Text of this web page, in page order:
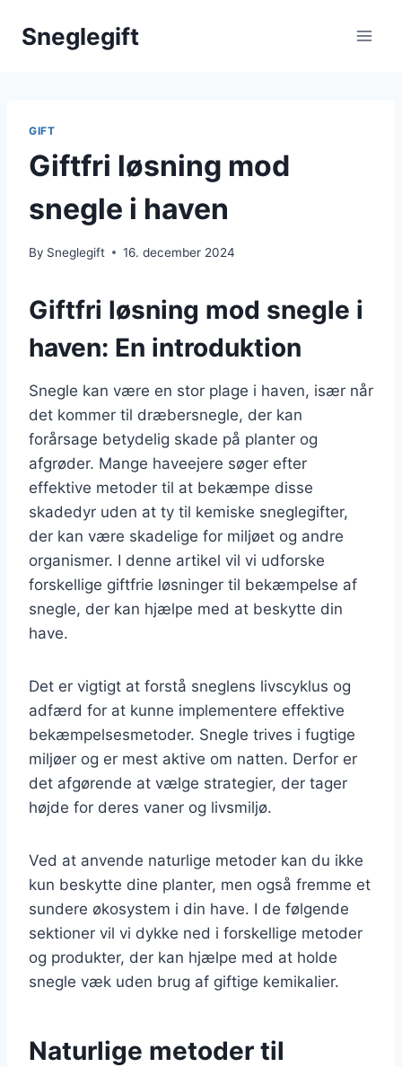
Sneglegift
GIFT
Giftfri løsning mod
snegle i haven
By Sneglegift 16. december 2024
Giftfri løsning mod snegle i
haven: En introduktion
Snegle kan være en stor plage i haven, især når
det kommer til dræbersnegle, der kan
forårsage betydelig skade på planter og
afgrøder. Mange haveejere søger efter
effektive metoder til at bekæmpe disse
skadedyr uden at ty til kemiske sneglegifter,
der kan være skadelige for miljøet og andre
organismer. I denne artikel vil vi udforske
forskellige giftfrie løsninger til bekæmpelse af
snegle, der kan hjælpe med at beskytte din
have.
Det er vigtigt at forstå sneglens livscyklus og
adfærd for at kunne implementere effektive
bekæmpelsesmetoder. Snegle trives i fugtige
miljøer og er mest aktive om natten. Derfor er
det afgørende at vælge strategier, der tager
højde for deres vaner og livsmiljø.
Ved at anvende naturlige metoder kan du ikke
kun beskytte dine planter, men også fremme et
sundere økosystem i din have. I de følgende
sektioner vil vi dykke ned i forskellige metoder
og produkter, der kan hjælpe med at holde
snegle væk uden brug af giftige kemikalier.
Naturlige metoder til